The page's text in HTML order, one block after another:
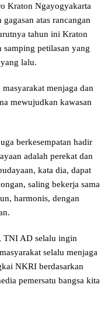
Kraton Ngayogyakarta
atas rancangan
tahun ini Kraton
petilasan yang
lalu.
menjaga dan
mewujudkan kawasan
berkesempatan hadir
adalah perekat dan
kata dia, dapat
saling bekerja sama
harmonis, dengan
TNI AD selalu ingin
selalu menjaga
NKRI berdasarkan
pemersatu bangsa kita